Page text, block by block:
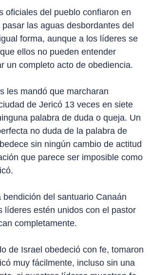
oficiales del pueblo confiaron en
las aguas desbordantes del
forma, aunque a los líderes se
ellos no pueden entender
un completo acto de obediencia.
les mandó que marcharan
de Jericó 13 veces en siete
palabra de duda o queja. Un
no duda de la palabra de
sin ningún cambio de actitud
que parece ser imposible como
bendición del santuario Canaán
líderes estén unidos con el pastor
completamente.
de Israel obedeció con fe, tomaron
muy fácilmente, incluso sin una